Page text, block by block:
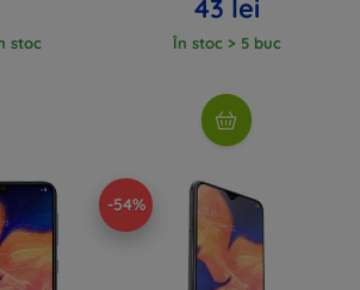
stoc
43 lei
În stoc > 5 buc
-54%